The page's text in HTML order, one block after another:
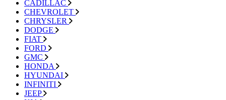
CADILLAC
CHEVROLET
CHRYSLER
DODGE
FIAT
FORD
GMC
HONDA
HYUNDAI
INFINITI
JEEP